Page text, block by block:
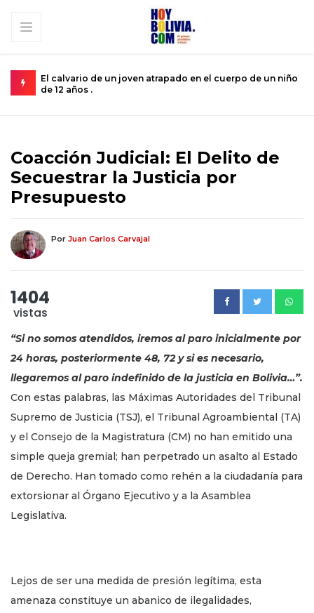
El calvario de un joven atrapado en el cuerpo de un niño
de 12 años .
Coacción Judicial: El Delito de
Secuestrar la Justicia por
Presupuesto
Por Juan Carlos Carvajal
1404
vistas
“Si no somos atendidos, iremos al paro inicialmente por
24 horas, posteriormente 48, 72 y si es necesario,
llegaremos al paro indefinido de la justicia en Bolivia…”.
Con estas palabras, las Máximas Autoridades del Tribunal
Supremo de Justicia (TSJ), el Tribunal Agroambiental (TA)
y el Consejo de la Magistratura (CM) no han emitido una
simple queja gremial; han perpetrado un asalto al Estado
de Derecho. Han tomado como rehén a la ciudadanía para
extorsionar al Órgano Ejecutivo y a la Asamblea
Legislativa.
Lejos de ser una medida de presión legítima, esta
amenaza constituye un abanico de ilegalidades,